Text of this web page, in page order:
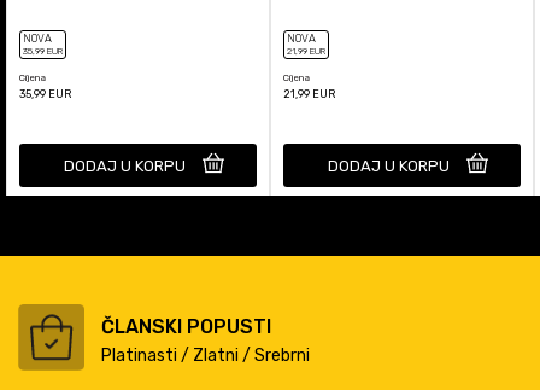
NOVA
35,99 EUR
Cijena
35,99 EUR
DODAJ U KORPU
NOVA
21,99 EUR
Cijena
21,99 EUR
DODAJ U KORPU
ČLANSKI POPUSTI
Platinasti / Zlatni / Srebrni